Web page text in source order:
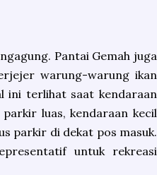
Pantai Gemah juga
warung-warung ikan
ini terlihat saat kendaraan
luas, kendaraan kecil
parkir di dekat pos masuk.
untuk rekreasi